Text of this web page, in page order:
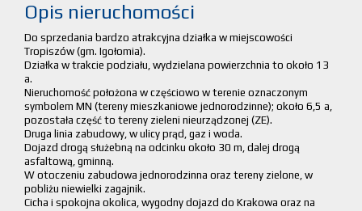
Opis nieruchomości
Do sprzedania bardzo atrakcyjna działka w miejscowości
Tropiszów (gm. Igołomia).
Działka w trakcie podziału, wydzielana powierzchnia to około 13
a.
Nieruchomość położona w częściowo w terenie oznaczonym
symbolem MN (tereny mieszkaniowe jednorodzinne); około 6,5 a,
pozostała część to tereny zieleni nieurządzonej (ZE).
Druga linia zabudowy, w ulicy prąd, gaz i woda.
Dojazd drogą służebną na odcinku około 30 m, dalej drogą
asfaltową, gminną.
W otoczeniu zabudowa jednorodzinna oraz tereny zielone, w
pobliżu niewielki zagajnik.
Cicha i spokojna okolica, wygodny dojazd do Krakowa oraz na